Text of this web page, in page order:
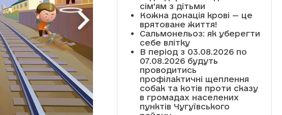
сім'ям з дітьми
Кожна донація крові — це
врятоване життя!
Сальмонельоз: як уберегти
себе влітку
В період з 03.08.2026 по
07.08.2026 будуть
проводитись
профілактичні щеплення
собак та котів проти сказу
в громадах населених
пунктів Чугуївського